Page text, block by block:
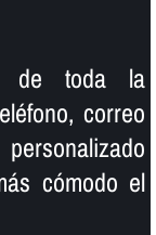
de toda la
correo
cómodo el